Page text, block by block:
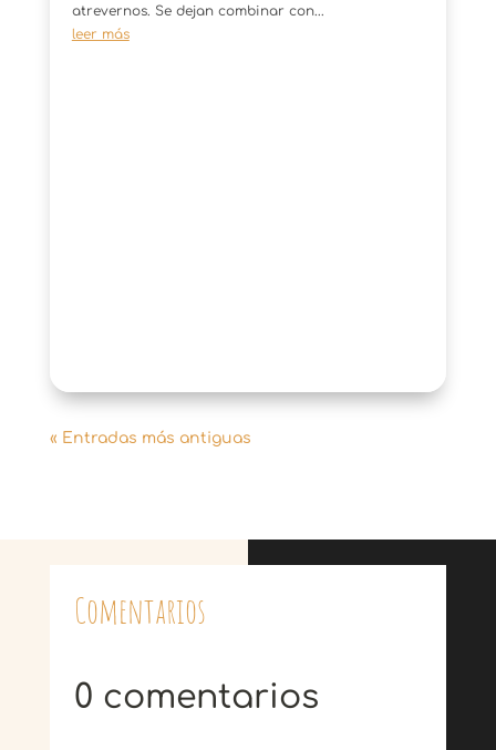
atrevernos. Se dejan combinar con...
leer más
« Entradas más antiguas
Comentarios
0 comentarios